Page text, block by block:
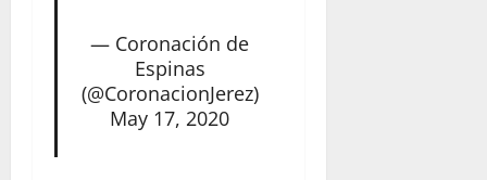
— Coronación de
Espinas
(@CoronacionJerez)
May 17, 2020